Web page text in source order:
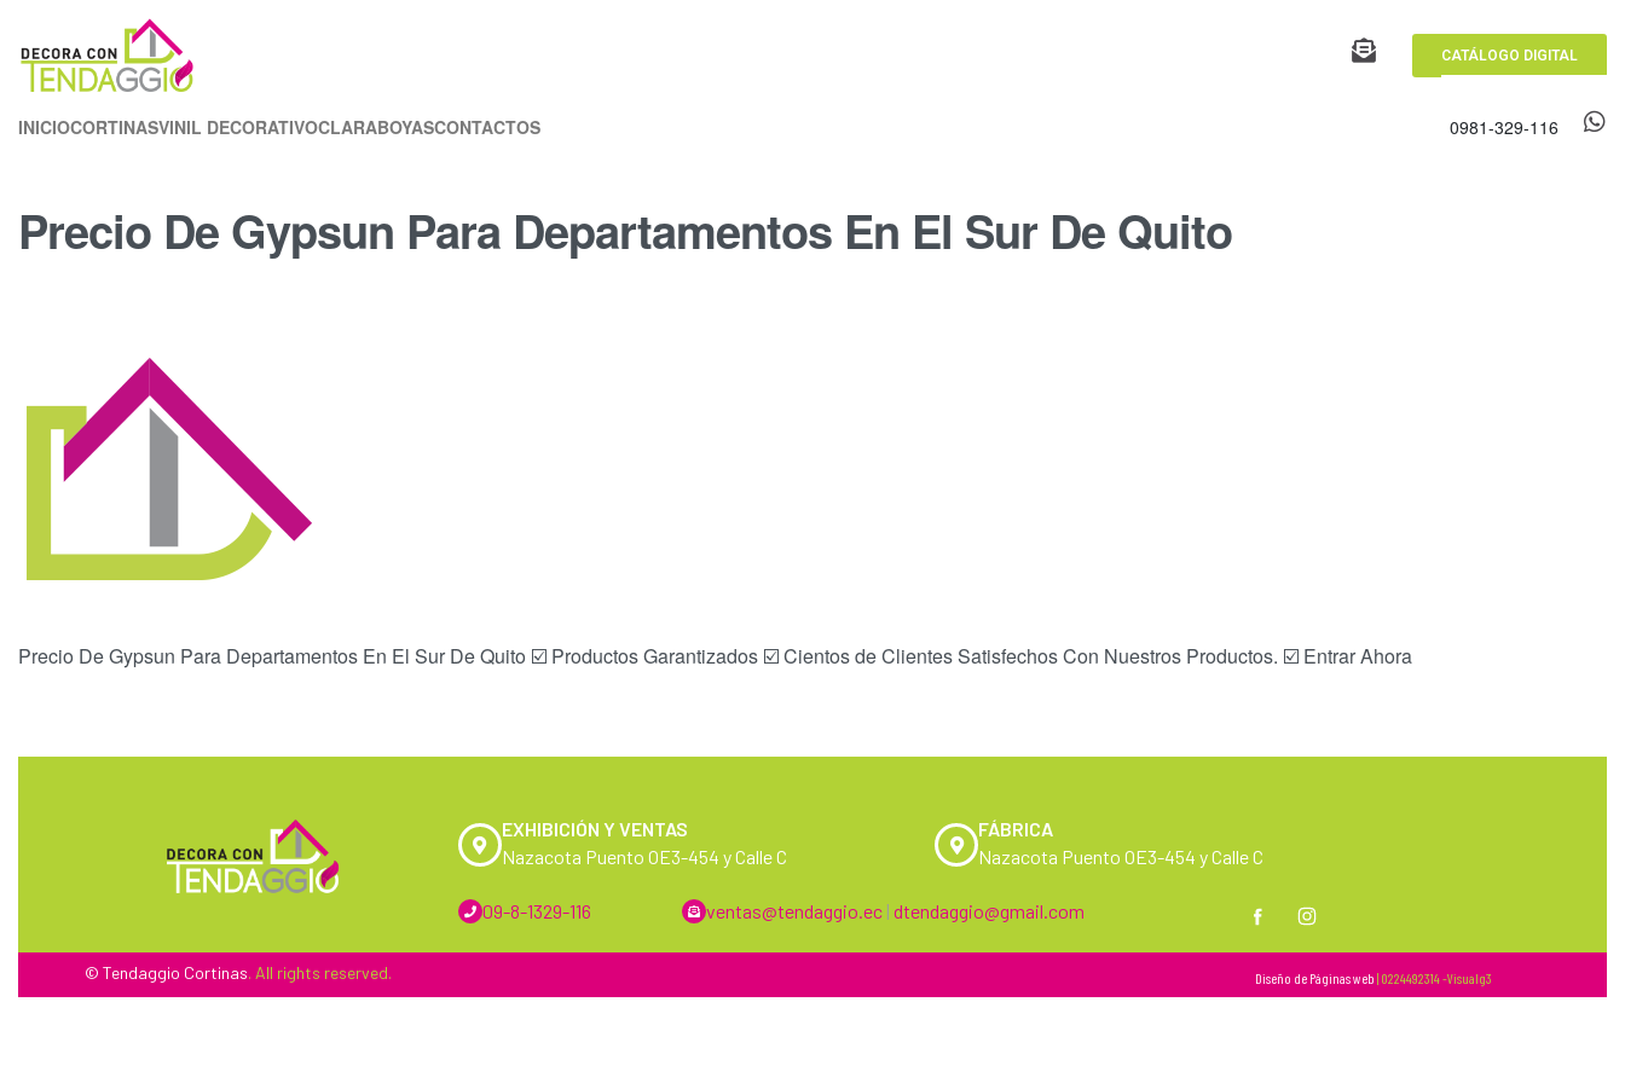
CATÁLOGO DIGITAL
INICIOCORTINASVINIL DECORATIVOCLARABOYASCONTACTOS 0981-329-116
Precio De Gypsun Para Departamentos En El Sur De Quito
Precio De Gypsun Para Departamentos En El Sur De Quito ☑️ Productos Garantizados ☑️ Cientos de Clientes Satisfechos Con Nuestros Productos. ☑️ Entrar Ahora
EXHIBICIÓN Y VENTAS
Nazacota Puento OE3-454 y Calle C
FÁBRICA
Nazacota Puento OE3-454 y Calle C
09-8-1329-116 ventas@tendaggio.ec | dtendaggio@gmail.com
© Tendaggio Cortinas. All rights reserved. Diseño de Páginas web | 0224492314 -Visualg3